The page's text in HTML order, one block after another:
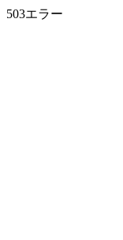
503エラー